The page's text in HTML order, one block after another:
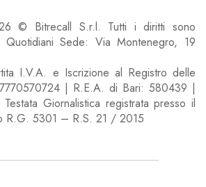
© Bitrecall S.r.l. Tutti i diritti sono
Sede: Via Montenegro, 19
I.V.A. e Iscrizione al Registro delle
| R.E.A. di Bari: 580439 |
Giornalistica registrata presso il
R.G. 5301 – R.S. 21 / 2015